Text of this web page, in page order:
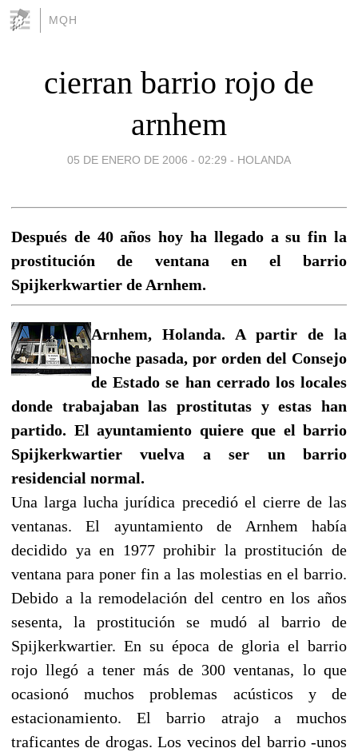
MQH
cierran barrio rojo de
arnhem
05 DE ENERO DE 2006 - 02:29 - HOLANDA
Después de 40 años hoy ha llegado a su fin la
prostitución de ventana en el barrio
Spijkerkwartier de Arnhem.
Arnhem, Holanda. A partir de la
noche pasada, por orden del Consejo
de Estado se han cerrado los locales
donde trabajaban las prostitutas y estas han
partido. El ayuntamiento quiere que el barrio
Spijkerkwartier vuelva a ser un barrio
residencial normal.
Una larga lucha jurídica precedió el cierre de las
ventanas. El ayuntamiento de Arnhem había
decidido ya en 1977 prohibir la prostitución de
ventana para poner fin a las molestias en el barrio.
Debido a la remodelación del centro en los años
sesenta, la prostitución se mudó al barrio de
Spijkerkwartier. En su época de gloria el barrio
rojo llegó a tener más de 300 ventanas, lo que
ocasionó muchos problemas acústicos y de
estacionamiento. El barrio atrajo a muchos
traficantes de drogas. Los vecinos del barrio -unos